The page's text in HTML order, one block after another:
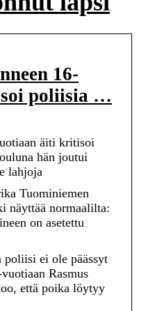
16-
poliisia …
äiti kritisoi
hän joutui
lahjoja
Tuominiemen
näyttää normaalilta:
on asetettu
poliisi ei ole päässyt
Rasmus
että poika löytyy